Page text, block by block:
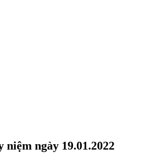
ngày 19.01.2022